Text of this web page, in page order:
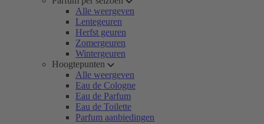
Alle weergeven
Lentegeuren
Herfst geuren
Zomergeuren
Wintergeuren
Hoogtepunten
Alle weergeven
Eau de Cologne
Eau de Parfum
Eau de Toilette
Parfum aanbiedingen